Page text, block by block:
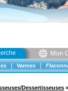
Vannes
Dessertisseuses »